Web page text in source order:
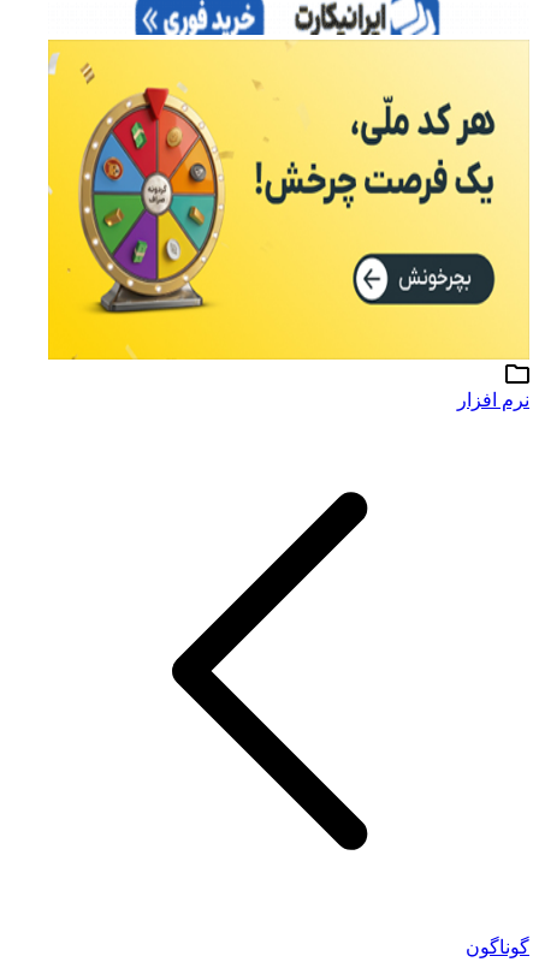
نرم افزار
گوناگون